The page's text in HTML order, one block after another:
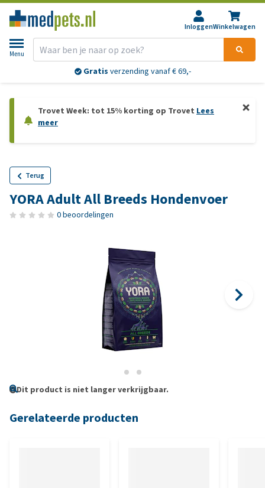
InloggenWinkelwagen
Menu
Gratis verzending vanaf € 69,-
Trovet Week: tot 15% korting op Trovet Lees
meer
Terug
YORA Adult All Breeds Hondenvoer
0 beoordelingen
Dit product is niet langer verkrijgbaar.
Gerelateerde producten